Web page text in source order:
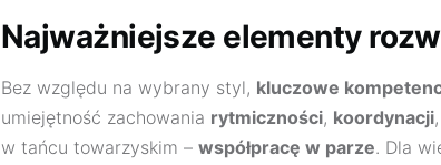
Najważniejsze elementy
Bez względu na wybrany styl, kluczowe
umiejętność zachowania rytmiczności, koordynacji
w tańcu towarzyskim – współpracę w parze. Dla